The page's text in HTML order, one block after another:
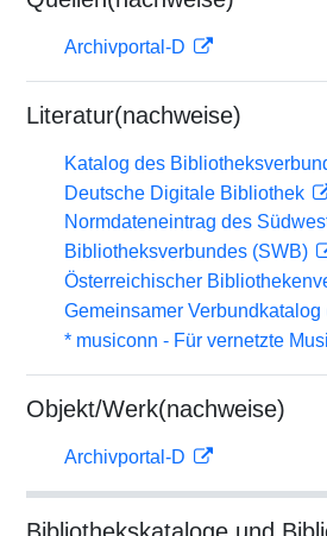
Archivportal-D
Literatur(nachweise)
Katalog des
Deutsche Digitale Bibliothek
Normdateneintrag des
Bibliotheksverbundes (SWB)
Österreichischer
Gemeinsamer Verbundkatalog
* musiconn - Für vernetzte
Objekt/Werk(nachweise)
Archivportal-D